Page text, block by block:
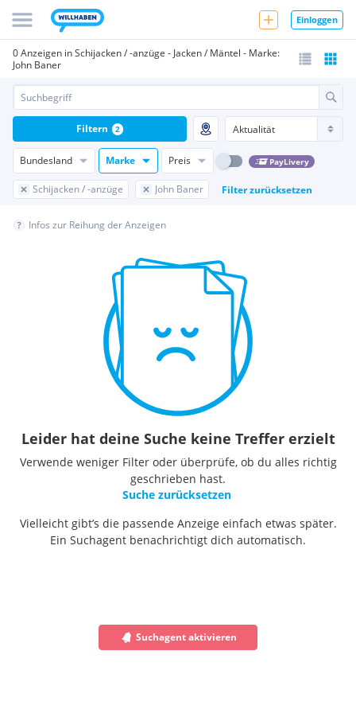
Einloggen
0 Anzeigen in Schijacken / -anzüge - Jacken / Mäntel - Marke:
John Baner
Bundesland Marke Preis PayLivery
Schijacken / -anzüge John Baner Filter zurücksetzen
Filtern 2
Infos zur Reihung der Anzeigen
Leider hat deine Suche keine Treffer erzielt
Verwende weniger Filter oder überprüfe, ob du alles richtig
geschrieben hast.
Suche zurücksetzen
Vielleicht gibt’s die passende Anzeige einfach etwas später.
Ein Suchagent benachrichtigt dich automatisch.
Suchagent aktivieren